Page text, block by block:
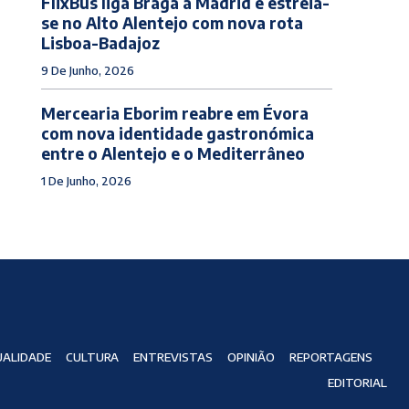
se no Alto Alentejo com nova rota
Lisboa-Badajoz
9 De Junho, 2026
Mercearia Eborim reabre em Évora
com nova identidade gastronómica
entre o Alentejo e o Mediterrâneo
1 De Junho, 2026
CULTURA ENTREVISTAS OPINIÃO
REPORTAGENS
EDITORIAL